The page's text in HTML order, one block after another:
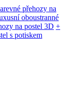
přehozy na
oboustranné
na postel 3D +
s potiskem